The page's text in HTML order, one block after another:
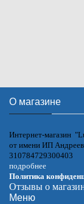
О магазине
Интернет-магазин
от имени ИП
310784729300403
подробнее
Политика
Отзывы о
Меню